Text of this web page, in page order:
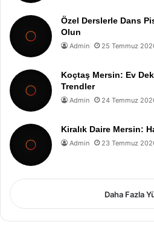
Özel Derslerle Dans
Olun
Admin 25 Temmuz
Koçtaş Mersin: Ev
Trendler
Admin 24 Temmuz
Kiralık Daire Mersin:
Admin 23 Temmuz
Daha Fazla